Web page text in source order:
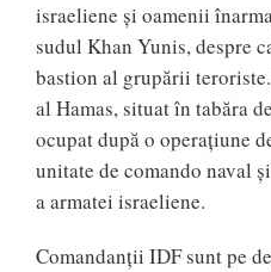
israeliene și oamenii
sudul Khan Yunis, despre
bastion al grupării
al Hamas, situat în tabăra
ocupat după o operațiune
unitate de comando naval
a armatei israeliene.
Comandanții IDF sunt pe